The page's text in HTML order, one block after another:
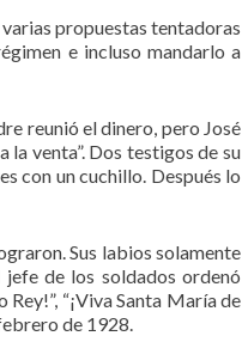
propuestas tentadoras
e incluso mandarlo a
reunió el dinero, pero José
la venta”. Dos testigos de su
con un cuchillo. Después lo
Sus labios solamente
jefe de los soldados ordenó
“¡Viva Santa María de
de 1928.